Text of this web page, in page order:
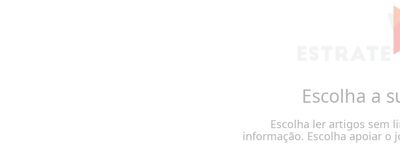
Escolha a
Escolha ler artigos sem
informação. Escolha apoiar o